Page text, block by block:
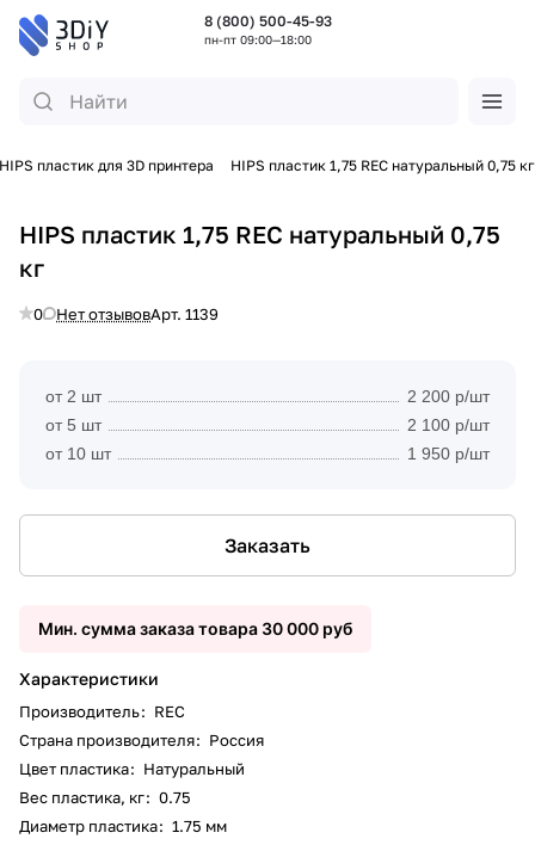
8 (800) 500-45-93
пн-пт 09:00—18:00
HIPS пластик для 3D принтера HIPS пластик 1,75 REC натуральный 0,75 кг
HIPS пластик 1,75 REC натуральный 0,75
кг
0 Нет отзывовАрт. 1139
от 2 шт
2 200 р/шт
от 5 шт
2 100 р/шт
от 10 шт
1 950 р/шт
Заказать
Мин. сумма заказа товара 30 000 руб
Характеристики
Производитель: REC
Страна производителя: Россия
Цвет пластика: Натуральный
Вес пластика, кг: 0.75
Диаметр пластика: 1.75 мм